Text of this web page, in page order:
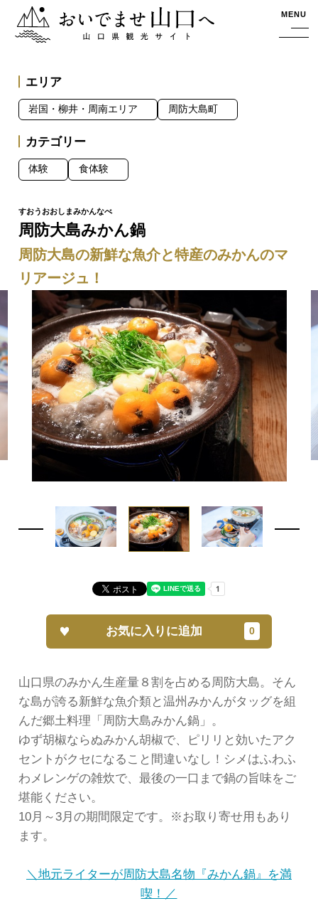
おいでませ山口へー山口県観光サイト MENU
周防大島みかん鍋
周防大島の新鮮な魚介と特産のみかんのマ
リアージュ！
山口県のみかん生産量８割を占める周防大島。そん
な島が誇る新鮮な魚介類と温州みかんがタッグを組
んだ郷土料理「周防大島みかん鍋」。
ゆず胡椒ならぬみかん胡椒で、ピリリと効いたアク
セントがクセになること間違いなし！シメはふわふ
わメレンゲの雑炊で、最後の一口まで鍋の旨味をご
堪能ください。
10月～3月の期間限定です。※お取り寄せ用もあり
ます。
＼地元ライターが周防大島名物『みかん鍋』を満
喫！／
お気に入りに追加
エリア
岩国・柳井・周南エリア 周防大島町
カテゴリー
体験 食体験